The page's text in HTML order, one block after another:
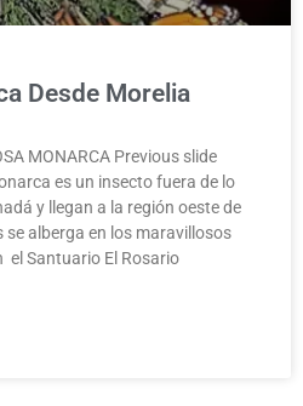
Desde Morelia
MONARCA Previous slide
es un insecto fuera de lo
y llegan a la región oeste de
se alberga en los maravillosos
el Santuario El Rosario